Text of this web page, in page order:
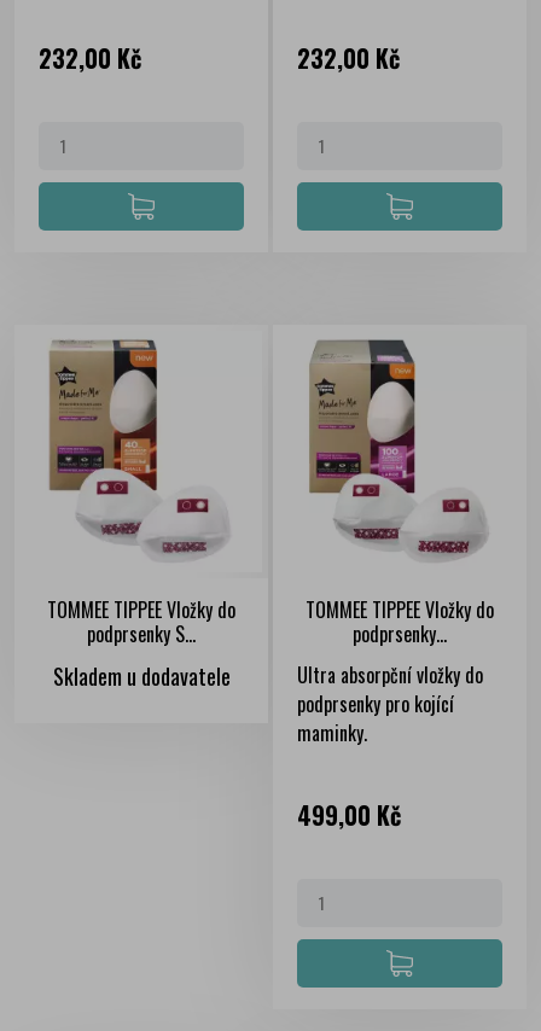
Cena
232,00 Kč Cena
232,00 Kč
TOMMEE TIPPEE Vložky do
podprsenky S...
Skladem u dodavatele
TOMMEE TIPPEE Vložky do
podprsenky...
Ultra absorpční vložky do
podprsenky pro kojící
maminky.
Cena
499,00 Kč